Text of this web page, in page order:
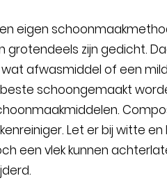
eigen
zijn gedicht.
afwasmiddel of een
schoongemaakt
Let er bij witte
een vlek kunnen